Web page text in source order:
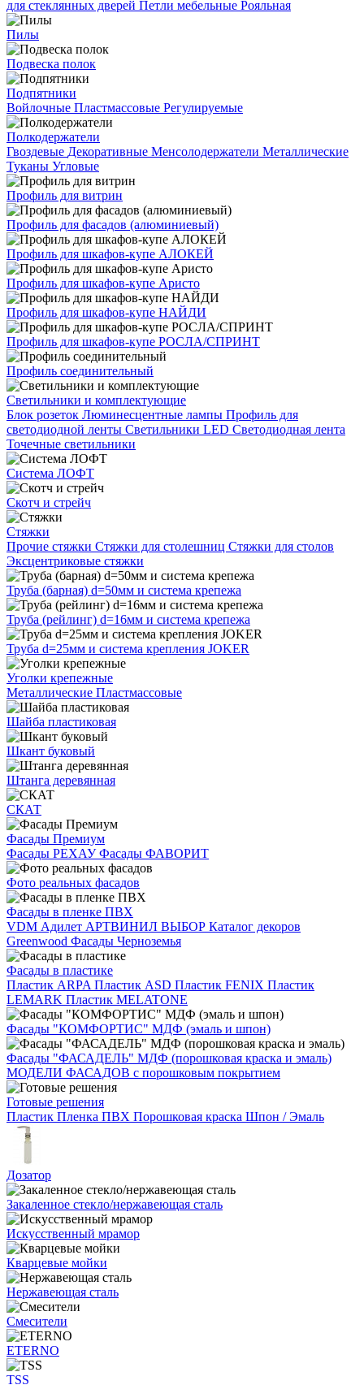
для стеклянных дверей Петли мебельные Рояльная
Пилы
Подвеска полок
Подпятники
Войлочные Пластмассовые Регулируемые
Полкодержатели
Гвоздевые Декоративные Менсолодержатели Металлические
Туканы Угловые
Профиль для витрин
Профиль для фасадов (алюминиевый)
Профиль для шкафов-купе АЛОКЕЙ
Профиль для шкафов-купе Аристо
Профиль для шкафов-купе НАЙДИ
Профиль для шкафов-купе РОСЛА/СПРИНТ
Профиль соединительный
Светильники и комплектующие
Блок розеток Люминесцентные лампы Профиль для
светодиодной ленты Светильники LED Светодиодная лента
Точечные светильники
Система ЛОФТ
Скотч и стрейч
Стяжки
Прочие стяжки Стяжки для столешниц Стяжки для столов
Эксцентриковые стяжки
Труба (барная) d=50мм и система крепежа
Труба (рейлинг) d=16мм и система крепежа
Труба d=25мм и система крепления JOKER
Уголки крепежные
Металлические Пластмассовые
Шайба пластиковая
Шкант буковый
Штанга деревянная
СКАТ
Фасады Премиум
Фасады РЕХАУФасады ФАВОРИТ
Фото реальных фасадов
Фасады в пленке ПВХ
VDM Адилет АРТВИНИЛ ВЫБОР Каталог декоров
Greenwood Фасады Черноземья
Фасады в пластике
Пластик ARPA Пластик ASD Пластик FENIX Пластик
LEMARK Пластик MELATONE
Фасады "КОМФОРТИС" МДФ (эмаль и шпон)
Фасады "ФАСАДЕЛЬ" МДФ (порошковая краска и эмаль)
МОДЕЛИ ФАСАДОВ с порошковым покрытием
Готовые решения
Пластик Пленка ПВХ Порошковая краска Шпон / Эмаль
Дозатор
Закаленное стекло/нержавеющая сталь
Искусственный мрамор
Кварцевые мойки
Нержавеющая сталь
Смесители
ETERNO
TSS